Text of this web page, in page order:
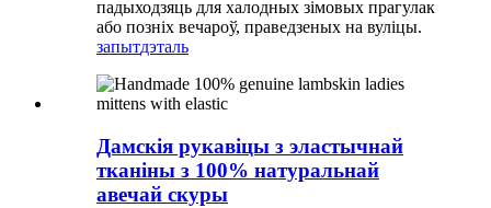
падыходзяць для халодных зімовых прагулак
або позніх вечароў, праведзеных на вуліцы.
запытдэталь
Дамскія рукавіцы з эластычнай
тканіны з 100% натуральнай
авечай скуры